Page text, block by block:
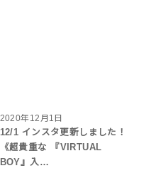
2020年12月1日
12/1 インスタ更新しました！
《超貴重な 『VIRTUAL
BOY』入…